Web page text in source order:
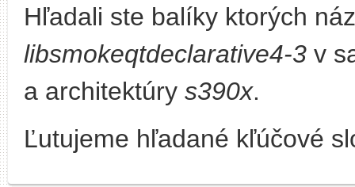
Hľadali ste balíky ktorých
libsmokeqtdeclarative4-3 v
a architektúry s390x.
Ľutujeme hľadané kľúčové